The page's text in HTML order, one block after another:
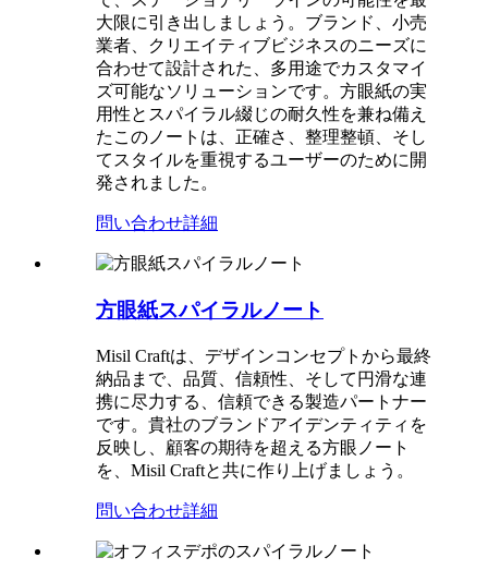
大限に引き出しましょう。ブランド、小売
業者、クリエイティブビジネスのニーズに
合わせて設計された、多用途でカスタマイ
ズ可能なソリューションです。方眼紙の実
用性とスパイラル綴じの耐久性を兼ね備え
たこのノートは、正確さ、整理整頓、そし
てスタイルを重視するユーザーのために開
発されました。
問い合わせ詳細
方眼紙スパイラルノート
Misil Craftは、デザインコンセプトから最終
納品まで、品質、信頼性、そして円滑な連
携に尽力する、信頼できる製造パートナー
です。貴社のブランドアイデンティティを
反映し、顧客の期待を超える方眼ノート
を、Misil Craftと共に作り上げましょう。
問い合わせ詳細